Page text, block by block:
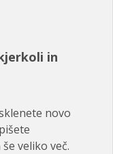
in
novo
veliko več.